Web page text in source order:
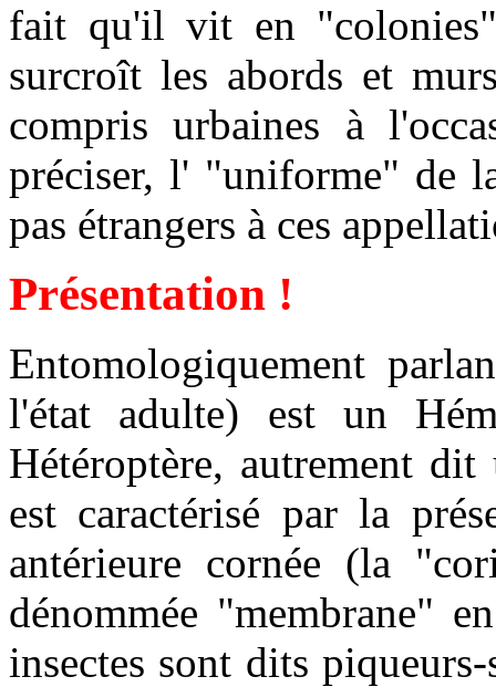
fait qu'il vit en
surcroît les abords et
compris urbaines à
préciser, l' "uniforme" de
pas étrangers à ces
Présentation !
Entomologiquement
l'état adulte) est un
Hétéroptère, autrement
est caractérisé par la
antérieure cornée (la
dénommée "membrane"
insectes sont dits